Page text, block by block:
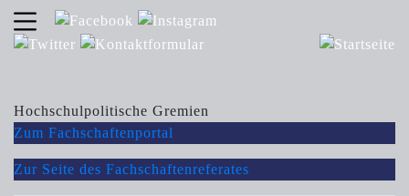
Hochschulpolitische Gremien
Zum Fachschaften­portal
Zur Seite des Fachschaften­referates